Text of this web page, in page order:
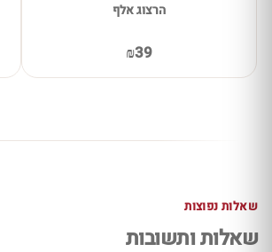
הרצוג אלף
₪39
שאלות נפוצות
שאלות ותשובות